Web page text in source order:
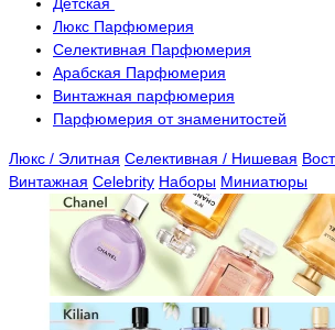
Детская
Люкс Парфюмерия
Селективная Парфюмерия
Арабская Парфюмерия
Винтажная парфюмерия
Парфюмерия от знаменитостей
Люкс / Элитная Селективная / Нишевая
Винтажная Celebrity Наборы Миниатюры